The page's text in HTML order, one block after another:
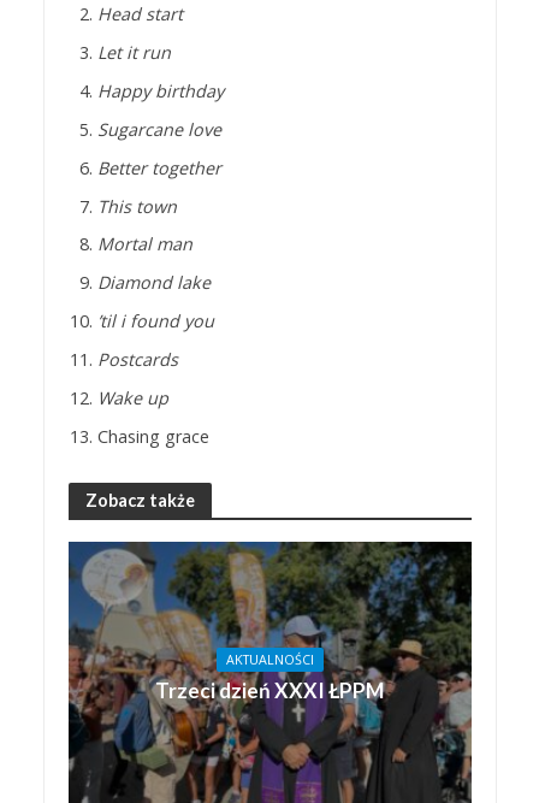
Head start
Let it run
Happy birthday
Sugarcane love
Better together
This town
Mortal man
Diamond lake
’til i found you
Postcards
Wake up
Chasing grace
Zobacz także
AKTUALNOŚCI
Trzeci dzień XXXI ŁPPM